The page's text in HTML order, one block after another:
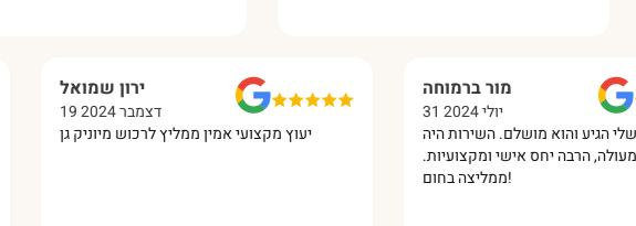
ירון שמואל
19 דצמבר 2024
יעוץ מקצועי אמין ממליץ לרכוש מיוניק גן
מור ברמוחה
31 יולי 2024
המחסן שלי הגיע והוא מושלם. השירות היה
פשוט מעולה, הרבה יחס אישי ומקצועיות.
ממליצה בחום!